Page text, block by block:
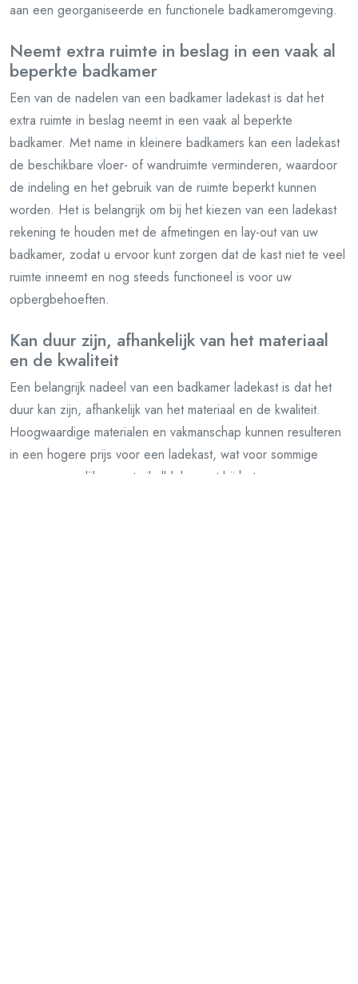
aan een georganiseerde en functionele badkameromgeving.
Neemt extra ruimte in beslag in een vaak al
beperkte badkamer
Een van de nadelen van een badkamer ladekast is dat het
extra ruimte in beslag neemt in een vaak al beperkte
badkamer. Met name in kleinere badkamers kan een ladekast
de beschikbare vloer- of wandruimte verminderen, waardoor
de indeling en het gebruik van de ruimte beperkt kunnen
worden. Het is belangrijk om bij het kiezen van een ladekast
rekening te houden met de afmetingen en lay-out van uw
badkamer, zodat u ervoor kunt zorgen dat de kast niet te veel
ruimte inneemt en nog steeds functioneel is voor uw
opbergbehoeften.
Kan duur zijn, afhankelijk van het materiaal
en de kwaliteit
Een belangrijk nadeel van een badkamer ladekast is dat het
duur kan zijn, afhankelijk van het materiaal en de kwaliteit.
Hoogwaardige materialen en vakmanschap kunnen resulteren
in een hogere prijs voor een ladekast, wat voor sommige
mensen mogelijk een struikelblok vormt bij het overwegen van